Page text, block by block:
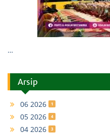
…
Arsip
06 2026 1
05 2026 4
04 2026 3